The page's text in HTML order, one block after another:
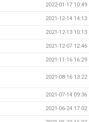
2022-01-17 10:49
2021-12-14 14:13
2021-12-13 10:13
2021-12-07 12:46
2021-11-16 16:29
2021-08-16 13:22
2021-07-14 09:36
2021-06-24 17:02